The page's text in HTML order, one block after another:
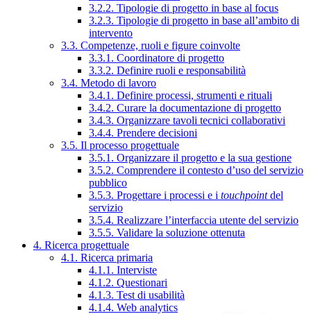
3.2.2. Tipologie di progetto in base al focus
3.2.3. Tipologie di progetto in base all’ambito di
intervento
3.3. Competenze, ruoli e figure coinvolte
3.3.1. Coordinatore di progetto
3.3.2. Definire ruoli e responsabilità
3.4. Metodo di lavoro
3.4.1. Definire processi, strumenti e rituali
3.4.2. Curare la documentazione di progetto
3.4.3. Organizzare tavoli tecnici collaborativi
3.4.4. Prendere decisioni
3.5. Il processo progettuale
3.5.1. Organizzare il progetto e la sua gestione
3.5.2. Comprendere il contesto d’uso del servizio
pubblico
3.5.3. Progettare i processi e i touchpointdel
servizio
3.5.4. Realizzare l’interfaccia utente del servizio
3.5.5. Validare la soluzione ottenuta
4. Ricerca progettuale
4.1. Ricerca primaria
4.1.1. Interviste
4.1.2. Questionari
4.1.3. Test di usabilità
4.1.4. Web analytics